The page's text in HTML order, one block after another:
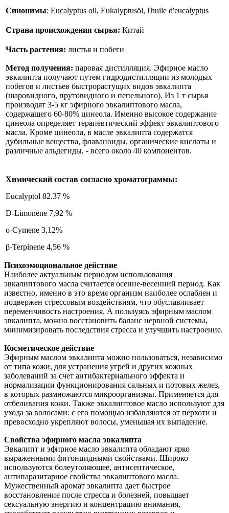
Синонимы: Eucalyptus oil, Eukalyptusöl, l'huile d'eucalyptus
Страна происхождения сырья: Китай
Часть растения: листья и побеги
Метод получения: паровая дистилляция. Эфирное масло
эвкалипта получают путем гидродистилляции из молодых
побегов и листьев быстрорастущих видов эвкалипта
(шаровидного, прутовидного и пепельного). Из 1 т сырья
производят 3-5 кг эфирного эвкалиптового масла,
содержащего 60-80% цинеола. Именно высокое содержание
цинеола определяет терапевтический эффект эвкалиптового
масла. Кроме цинеола, в масле эвкалипта содержатся
дубильные вещества, флаваноиды, органические кислоты и
различные альдегиды, - всего около 40 компонентов.
Химический состав согласно хроматограммы:
Eucalyptol 82.37 %
D-Limonene 7,92 %
o-Cymene 3,12%
β-Terpinene 4,56 %
Психоэмоциональное действие
Наиболее актуальным периодом использования
эвкалиптового масла считается осенне-весенний период. Как
известно, именно в это время организм наиболее ослаблен и
подвержен стрессовым воздействиям, что обуславливает
переменчивость настроения. А пользуясь эфирным маслом
эвкалипта, можно восстановить баланс нервной системы,
минимизировать последствия стресса и улучшить настроение.
Косметическое действие
Эфирным маслом эвкалипта можно пользоваться, независимо
от типа кожи, для устранения угрей и других кожных
заболеваний за счет антибактериального эффекта и
нормализации функционирования сальных и потовых желез,
в которых размножаются микроорганизмы. Применяется для
отбеливания кожи. Также эвкалиптовое масло используют для
ухода за волосами: с его помощью избавляются от перхоти и
превосходно укрепляют волосы, уменьшая их выпадение.
Свойства эфирного масла эвкалипта
Эвкалипт и эфирное масло эвкалипта обладают ярко
выраженными фитонцидными свойствами. Широко
используются болеутоляющее, антисептическое,
антипаразитарное свойства эвкалиптового масла.
Мужественный аромат эвкалипта дает быстрое
восстановление после стресса и болезней, повышает
сексуальную энергию и концентрацию внимания,